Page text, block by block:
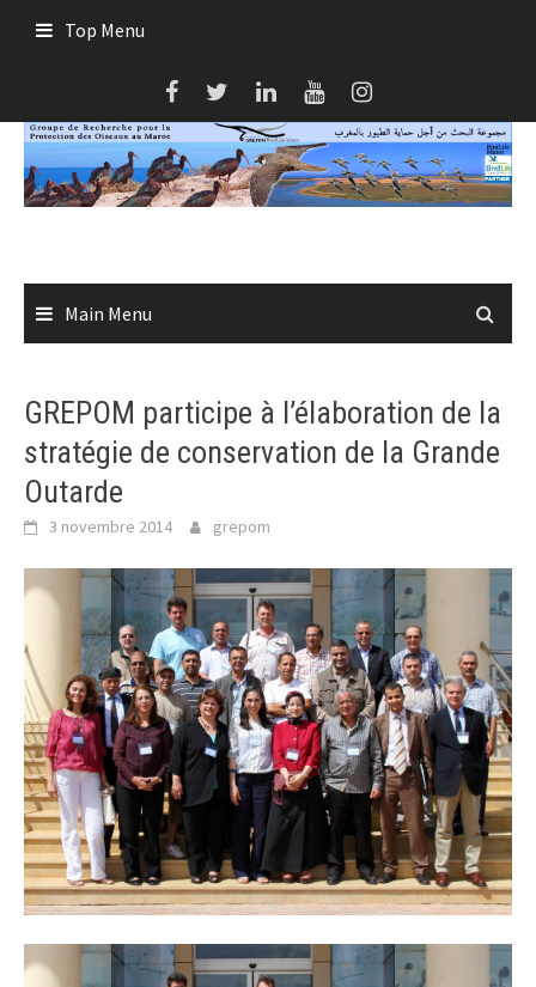
Top Menu
Main Menu
GREPOM participe à l’élaboration de la
stratégie de conservation de la Grande
Outarde
3 novembre 2014 grepom